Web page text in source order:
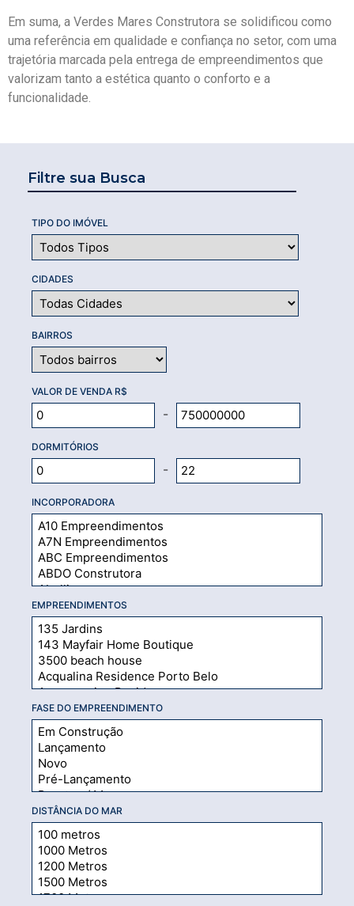
Filtre sua Busca
TIPO DO IMÓVEL
CIDADES
BAIRROS
VALOR DE VENDA R$
-
DORMITÓRIOS
-
INCORPORADORA
EMPREENDIMENTOS
FASE DO EMPREENDIMENTO
DISTÂNCIA DO MAR
Em suma, a Verdes Mares Construtora se solidificou como
uma referência em qualidade e confiança no setor, com uma
trajetória marcada pela entrega de empreendimentos que
valorizam tanto a estética quanto o conforto e a
funcionalidade.